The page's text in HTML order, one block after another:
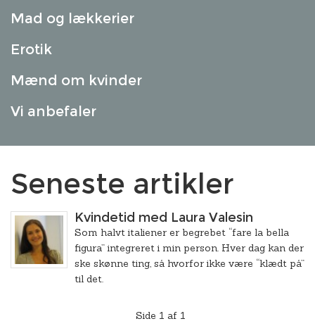
Mad og lækkerier
Erotik
Mænd om kvinder
Vi anbefaler
Seneste artikler
Kvindetid med Laura Valesin
Som halvt italiener er begrebet “fare la bella
figura” integreret i min person. Hver dag kan der
ske skønne ting, så hvorfor ikke være “klædt på”
til det.
Side 1 af 1